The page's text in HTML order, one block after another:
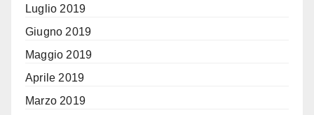
Luglio 2019
Giugno 2019
Maggio 2019
Aprile 2019
Marzo 2019